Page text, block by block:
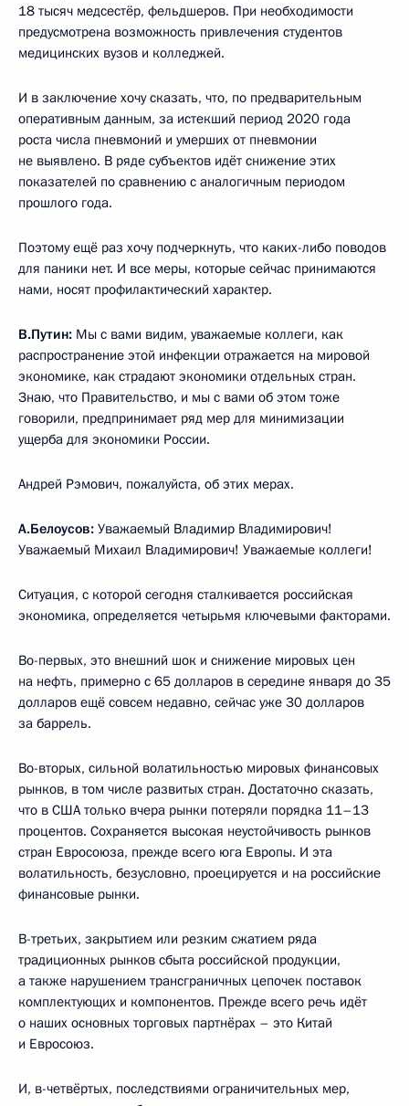
18 тысяч медсестёр, фельдшеров. При необходимости
предусмотрена возможность привлечения студентов
медицинских вузов и колледжей.
И в заключение хочу сказать, что, по предварительным
оперативным данным, за истекший период 2020 года
роста числа пневмоний и умерших от пневмонии
не выявлено. В ряде субъектов идёт снижение этих
показателей по сравнению с аналогичным периодом
прошлого года.
Поэтому ещё раз хочу подчеркнуть, что каких-либо поводов
для паники нет. И все меры, которые сейчас принимаются
нами, носят профилактический характер.
В.Путин: Мы с вами видим, уважаемые коллеги, как
распространение этой инфекции отражается на мировой
экономике, как страдают экономики отдельных стран.
Знаю, что Правительство, и мы с вами об этом тоже
говорили, предпринимает ряд мер для минимизации
ущерба для экономики России.
Андрей Рэмович, пожалуйста, об этих мерах.
А.Белоусов: Уважаемый Владимир Владимирович!
Уважаемый Михаил Владимирович! Уважаемые коллеги!
Ситуация, с которой сегодня сталкивается российская
экономика, определяется четырьмя ключевыми факторами.
Во-первых, это внешний шок и снижение мировых цен
на нефть, примерно с 65 долларов в середине января до 35
долларов ещё совсем недавно, сейчас уже 30 долларов
за баррель.
Во-вторых, сильной волатильностью мировых финансовых
рынков, в том числе развитых стран. Достаточно сказать,
что в США только вчера рынки потеряли порядка 11–13
процентов. Сохраняется высокая неустойчивость рынков
стран Евросоюза, прежде всего юга Европы. И эта
волатильность, безусловно, проецируется и на российские
финансовые рынки.
В-третьих, закрытием или резким сжатием ряда
традиционных рынков сбыта российской продукции,
а также нарушением трансграничных цепочек поставок
комплектующих и компонентов. Прежде всего речь идёт
о наших основных торговых партнёрах – это Китай
и Евросоюз.
И, в-четвёртых, последствиями ограничительных мер,